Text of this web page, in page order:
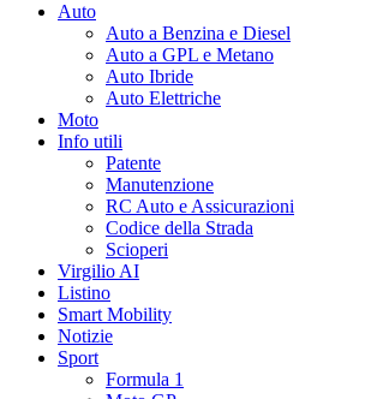
Auto
Auto a Benzina e Diesel
Auto a GPL e Metano
Auto Ibride
Auto Elettriche
Moto
Info utili
Patente
Manutenzione
RC Auto e Assicurazioni
Codice della Strada
Scioperi
Virgilio AI
Listino
Smart Mobility
Notizie
Sport
Formula 1